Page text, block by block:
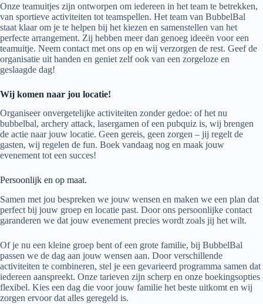
Onze teamuitjes zijn ontworpen om iedereen in het team te betrekken,
van sportieve activiteiten tot teamspellen. Het team van BubbelBal
staat klaar om je te helpen bij het kiezen en samenstellen van het
perfecte arrangement. Zij hebben meer dan genoeg ideeën voor een
teamuitje. Neem contact met ons op en wij verzorgen de rest. Geef de
organisatie uit handen en geniet zelf ook van een zorgeloze en
geslaagde dag!
Wij komen naar jou locatie!
Organiseer onvergetelijke activiteiten zonder gedoe: of het nu
bubbelbal, archery attack, lasergamen of een pubquiz is, wij brengen
de actie naar jouw locatie. Geen gereis, geen zorgen – jij regelt de
gasten, wij regelen de fun. Boek vandaag nog en maak jouw
evenement tot een succes!
Persoonlijk en op maat.
Samen met jou bespreken we jouw wensen en maken we een plan dat
perfect bij jouw groep en locatie past. Door ons persoonlijke contact
garanderen we dat jouw evenement precies wordt zoals jij het wilt.
Of je nu een kleine groep bent of een grote familie, bij BubbelBal
passen we de dag aan jouw wensen aan. Door verschillende
activiteiten te combineren, stel je een gevarieerd programma samen dat
iedereen aanspreekt. Onze tarieven zijn scherp en onze boekingsopties
flexibel. Kies een dag die voor jouw familie het beste uitkomt en wij
zorgen ervoor dat alles geregeld is.